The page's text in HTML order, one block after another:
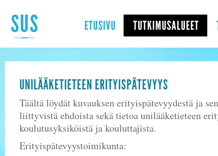
UNILÄÄKETIETEEN ERITYISPÄTEVYYS
Täältä löydät kuvauksen erityispätevyydestä ja
liittyvistä ehdoista sekä tietoa unilääketieteen
koulutusyksiköistä ja kouluttajista.
Erityispätevyystoimikunta: